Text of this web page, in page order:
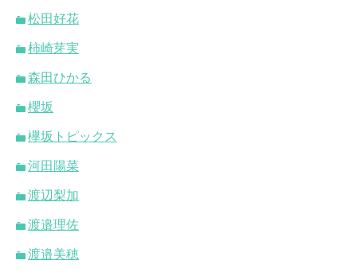
松田好花
柿崎芽実
森田ひかる
櫻坂
欅坂トピックス
河田陽菜
渡辺梨加
渡邉理佐
渡邉美穂